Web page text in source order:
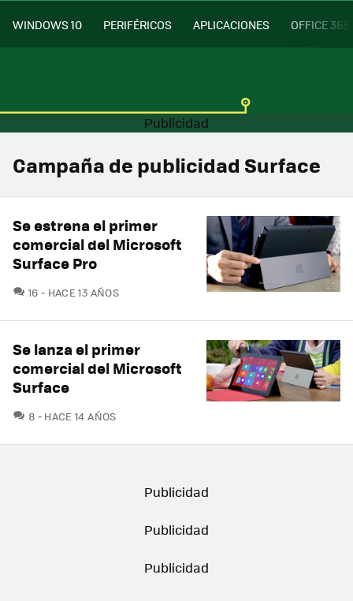
WINDOWS 10 PERIFÉRICOS APLICACIONES OFFICE 365
Campaña de publicidad Surface
Se estrena el primer
comercial del Microsoft
Surface Pro
16 COMENTARIOS
HACE 13 AÑOS
Se lanza el primer
comercial del Microsoft
Surface
8 COMENTARIOS
HACE 14 AÑOS